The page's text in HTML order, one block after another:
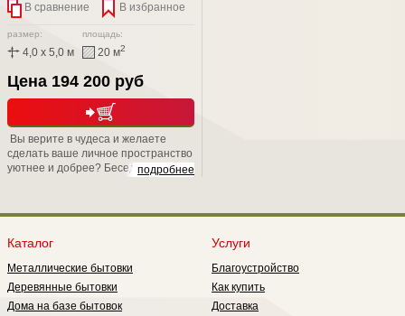
В сравнение В избранное
размер:
4,0 x 5,0 м
площадь:
20 м2
Цена 194 200 руб
подробнее
Вы верите в чудеса и желаете
сделать ваше личное пространство
уютнее и добрее? Беседка
Каталог
Металлические бытовки
Деревянные бытовки
Дома на базе бытовок
Услуги
Благоустройство
Как купить
Доставка